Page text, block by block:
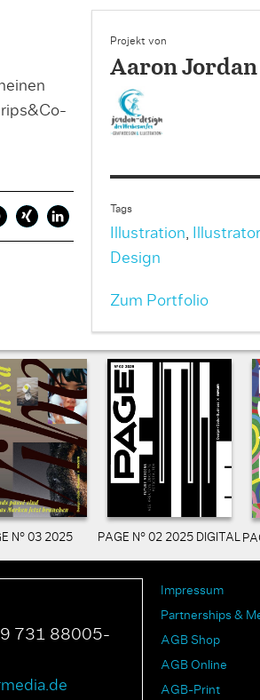
Projekt von
Aaron Jordan
Tags
Illustration, Illustrator
Design
Zum Portfolio
N° 03 2025 PAGE N° 02 2025 DIGITAL
731 88005-
Impressum
Partnerships &
AGB Shop
AGB Online
AGB-Print